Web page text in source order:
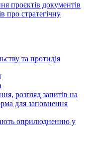
проєктів документів
про стратегічну
та протидія
розгляд запитів на
для заповнення
оприлюдненню у